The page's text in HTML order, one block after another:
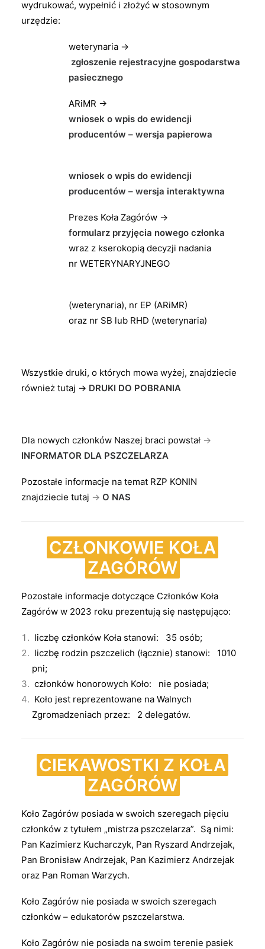
wydrukować, wypełnić i złożyć w stosownym
urzędzie:
weterynaria →
zgłoszenie rejestracyjne gospodarstwa
pasiecznego
ARiMR →
wniosek o wpis do ewidencji
producentów – wersja papierowa
wniosek o wpis do ewidencji
producentów – wersja interaktywna
Prezes Koła Zagórów →
formularz przyjęcia nowego członka
wraz z kserokopią decyzji nadania
nr WETERYNARYJNEGO
(weterynaria), nr EP (ARiMR)
oraz nr SB lub RHD (weterynaria)
Wszystkie druki, o których mowa wyżej, znajdziecie
również tutaj → DRUKI DO POBRANIA
Dla nowych członków Naszej braci powstał →
INFORMATOR DLA PSZCZELARZA
Pozostałe informacje na temat RZP KONIN
znajdziecie tutaj → O NAS
CZŁONKOWIE KOŁA
ZAGÓRÓW
Pozostałe informacje dotyczące Członków Koła
Zagórów w 2023 roku prezentują się następująco:
liczbę członków Koła stanowi: 35 osób;
liczbę rodzin pszczelich (łącznie) stanowi: 1010
pni;
członków honorowych Koło: nie posiada;
Koło jest reprezentowane na Walnych
Zgromadzeniach przez: 2 delegatów.
CIEKAWOSTKI Z KOŁA
ZAGÓRÓW
Koło Zagórów posiada w swoich szeregach pięciu
członków z tytułem „mistrza pszczelarza”. Są nimi:
Pan Kazimierz Kucharczyk, Pan Ryszard Andrzejak,
Pan Bronisław Andrzejak, Pan Kazimierz Andrzejak
oraz Pan Roman Warzych.
Koło Zagórów nie posiada w swoich szeregach
członków – edukatorów pszczelarstwa.
Koło Zagórów nie posiada na swoim terenie pasiek